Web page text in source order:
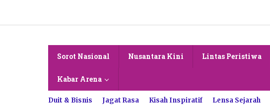
konten
Sorot Nasional Nusantara Kini Lintas Peristiwa
Kabar Arena
Duit & Bisnis Jagat Rasa Kisah Inspiratif Lensa Sejarah